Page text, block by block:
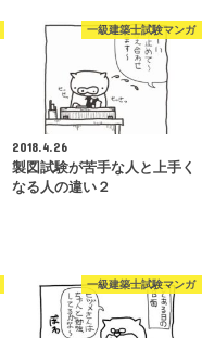
一級建築士試験マンガ
2018.4.26
製図試験が苦手な人と上手く
なる人の違い２
一級建築士試験マンガ